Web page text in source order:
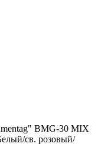
BMG-30 MIX
св. розовый/